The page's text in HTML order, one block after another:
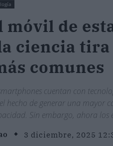
móvil de
ciencia
comunes
cuentan con
hecho de generar una mayor
Sin embargo, ahora los
3 diciembre, 2025